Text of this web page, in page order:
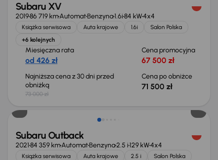
Subaru XV
201986 719 kmAutomatBenzyna1.6i84 kW4x4
Książka serwisowa Auta krajowe 1.6i
Salon Polska
+6 kolejnych
Miesięczna rata
od 426 zł
Cena promocyjna
67 500 zł
Najniższa cena z 30 dni przed
obniżką
73 000 zł
Cena po obniżce
71 500 zł
Subaru Outback
202184 359 kmAutomatBenzyna2.5 i129 kW4x4
Książka serwisowa Auta krajowe 2.5 i
Salon Polska